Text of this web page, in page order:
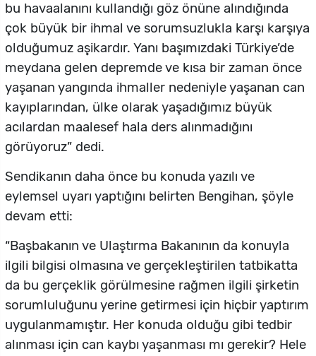
bu havaalanını kullandığı göz önüne alındığında
çok büyük bir ihmal ve sorumsuzlukla karşı karşıya
olduğumuz aşikardır. Yanı başımızdaki Türkiye’de
meydana gelen depremde ve kısa bir zaman önce
yaşanan yangında ihmaller nedeniyle yaşanan can
kayıplarından, ülke olarak yaşadığımız büyük
acılardan maalesef hala ders alınmadığını
görüyoruz” dedi.
Sendikanın daha önce bu konuda yazılı ve
eylemsel uyarı yaptığını belirten Bengihan, şöyle
devam etti:
“Başbakanın ve Ulaştırma Bakanının da konuyla
ilgili bilgisi olmasına ve gerçekleştirilen tatbikatta
da bu gerçeklik görülmesine rağmen ilgili şirketin
sorumluluğunu yerine getirmesi için hiçbir yaptırım
uygulanmamıştır. Her konuda olduğu gibi tedbir
alınması için can kaybı yaşanması mı gerekir? Hele